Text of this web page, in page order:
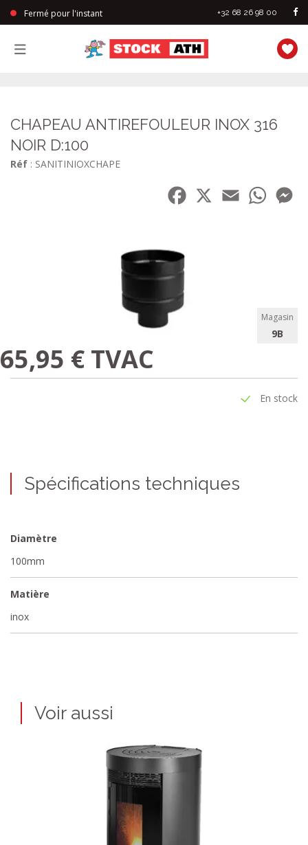
Fermé pour l'instant +32 68 26 98 00
CHAPEAU ANTIREFOULEUR INOX 316
NOIR D:100
Réf : SANITINIOXCHAPE
Facebook
Email
Magasin
9B
65,95 € TVAC
En stock
Spécifications techniques
Diamètre
100mm
Matière
inox
Voir aussi